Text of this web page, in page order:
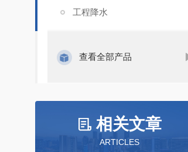
工程降水
查看全部产品
相关文章
ARTICLES